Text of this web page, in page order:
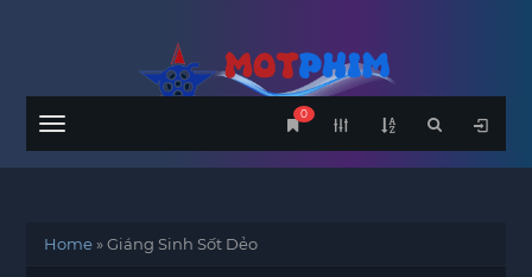
Menu
0
Home»Giáng Sinh Sốt Dẻo